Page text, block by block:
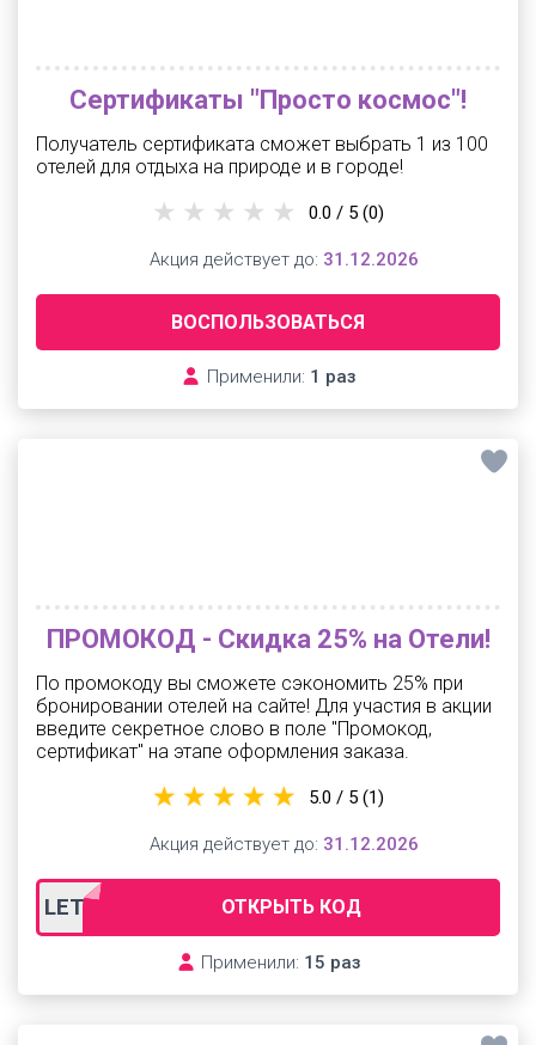
Сертификаты "Просто космос"!
Получатель сертификата сможет выбрать 1 из 100
отелей для отдыха на природе и в городе!
ВОСПОЛЬЗОВАТЬСЯ
Применили: 1 раз
0.0 / 5 (0)
Акция действует до: 31.12.2026
ПРОМОКОД - Скидка 25% на Отели!
По промокоду вы сможете сэкономить 25% при
бронировании отелей на сайте! Для участия в акции
введите секретное слово в поле "Промокод,
сертификат" на этапе оформления заказа.
LETO25 ОТКРЫТЬ КОД
Применили: 15 раз
5.0 / 5 (1)
Акция действует до: 31.12.2026